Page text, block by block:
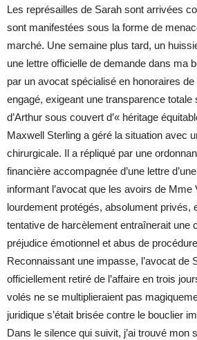
Les représailles de Sarah sont arrivées
sont manifestées sous la forme de
marché. Une semaine plus tard, un
une lettre officielle de demande dans ma
par un avocat spécialisé en honoraires de
engagé, exigeant une transparence
d’Arthur sous couvert d’« héritage
Maxwell Sterling a géré la situation avec
chirurgicale. Il a répliqué par une
financière accompagnée d’une lettre
informant l’avocat que les avoirs de Mme
lourdement protégés, absolument privés,
tentative de harcèlement entraînerait une
préjudice émotionnel et abus de
Reconnaissant une impasse, l’avocat de
officiellement retiré de l’affaire en trois
volés ne se multiplieraient pas
juridique s’était brisée contre le bouclier
Dans le silence qui suivit, j’ai trouvé mon